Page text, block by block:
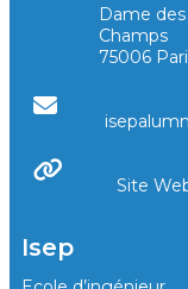
Dame des
Champs
75006
Site
Isep